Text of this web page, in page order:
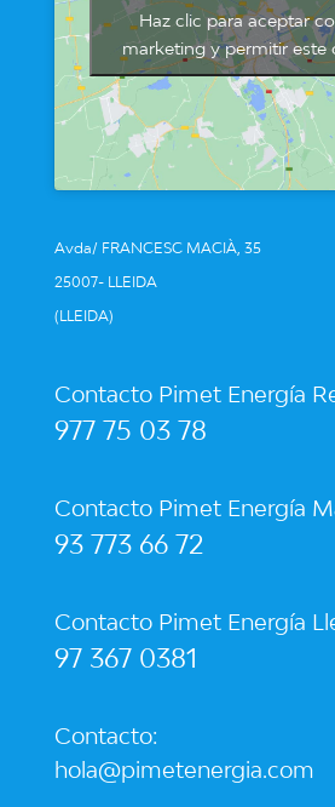
Haz clic para aceptar
marketing y permitir este
Avda/ FRANCESC MACIÀ, 35
25007- LLEIDA
(LLEIDA)
Contacto Pimet Energía
977 75 03 78
Contacto Pimet Energía
93 773 66 72
Contacto Pimet Energía
97 367 0381
Contacto:
hola@pimetenergia.com